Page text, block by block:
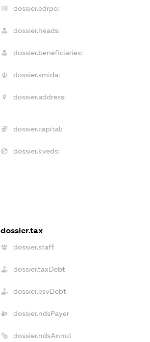
dossier.edrpo:
dossier.heads:
dossier.beneficiaries:
dossier.smida:
dossier.address:
dossier.capital:
dossier.kveds:
dossier.tax
dossier.staff
dossier.taxDebt
dossier.esvDebt
dossier.ndsPayer
dossier.ndsAnnul